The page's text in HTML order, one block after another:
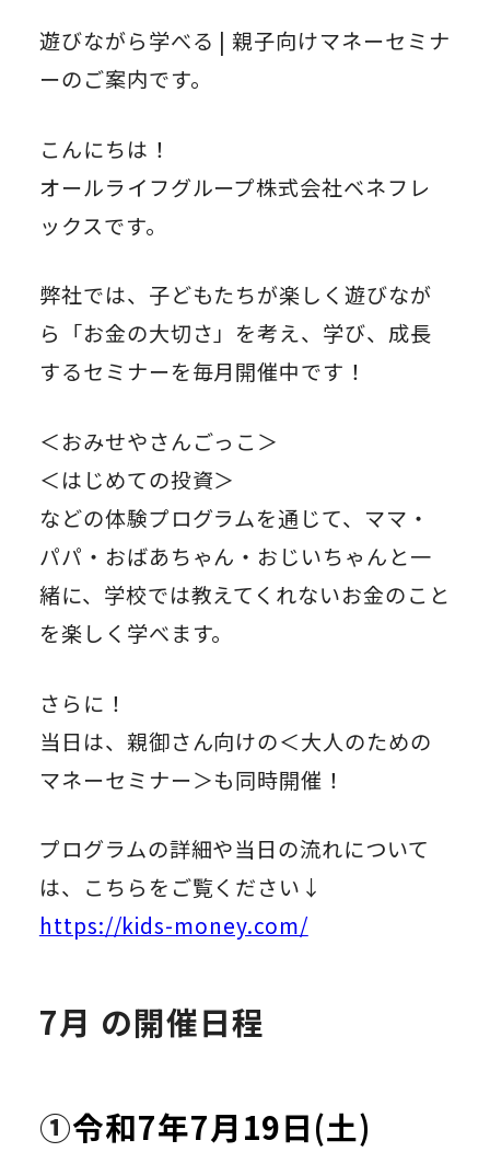
遊びながら学べる | 親子向けマネーセミナ
ーのご案内です。
こんにちは！
オールライフグループ株式会社ベネフレ
ックスです。
弊社では、子どもたちが楽しく遊びなが
ら「お金の大切さ」を考え、学び、成長
するセミナーを毎月開催中です！
＜おみせやさんごっこ＞
＜はじめての投資＞
などの体験プログラムを通じて、ママ・
パパ・おばあちゃん・おじいちゃんと一
緒に、学校では教えてくれないお金のこと
を楽しく学べます。
さらに！
当日は、親御さん向けの＜大人のための
マネーセミナー＞も同時開催！
プログラムの詳細や当日の流れについて
は、こちらをご覧ください↓
https://kids-money.com/
7月 の開催日程
①令和7年7月19日(土)